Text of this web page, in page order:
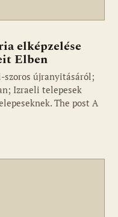
elképzelése
Elben
szoros újranyitásáról;
Izraeli telepesek
The post A